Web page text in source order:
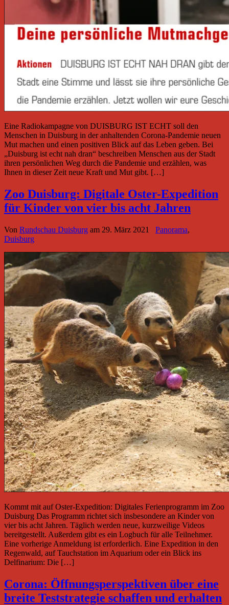
Eine Radiokampagne von DUISBURG IST ECHT soll den
Menschen in Duisburg in der anhaltenden Corona-Pandemie neuen
Mut machen und einen positiven Blick auf das Leben geben. Bei
„Duisburg ist echt nah dran“ beschreiben Menschen aus der Stadt
ihren persönlichen Weg durch die Pandemie und erzählen, was
Ihnen in dieser Zeit neue Kraft und Mut gibt. […]
Zoo Duisburg: Digitale Oster-Expedition
für Kinder von vier bis acht Jahren
Von Rundschau Duisburg am 29. März 2021 Panorama,
Duisburg
Kommt mit auf Oster-Expedition: Digitales Ferienprogramm im Zoo
Duisburg Das Programm richtet sich insbesondere an Kinder von
vier bis acht Jahren. Täglich werden neue, kurzweilige Videos
bereitgestellt. Außerdem gibt es ein Logbuch für alle Teilnehmer.
Eine vorherige Anmeldung ist erforderlich. Eine Expedition in den
Regenwald, auf Tauchstation im Aquarium oder ein Blick ins
Delfinarium: Die […]
Corona: Öffnungsperspektiven über eine
breite Teststrategie schaffen und erhalten